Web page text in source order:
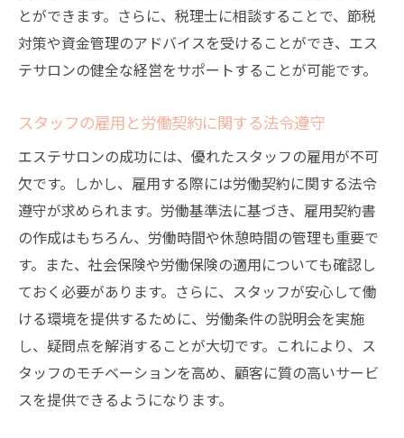
とができます。さらに、税理士に相談することで、節税
対策や資金管理のアドバイスを受けることができ、エス
テサロンの健全な経営をサポートすることが可能です。
スタッフの雇用と労働契約に関する法令遵守
エステサロンの成功には、優れたスタッフの雇用が不可
欠です。しかし、雇用する際には労働契約に関する法令
遵守が求められます。労働基準法に基づき、雇用契約書
の作成はもちろん、労働時間や休憩時間の管理も重要で
す。また、社会保険や労働保険の適用についても確認し
ておく必要があります。さらに、スタッフが安心して働
ける環境を提供するために、労働条件の説明会を実施
し、疑問点を解消することが大切です。これにより、ス
タッフのモチベーションを高め、顧客に質の高いサービ
スを提供できるようになります。